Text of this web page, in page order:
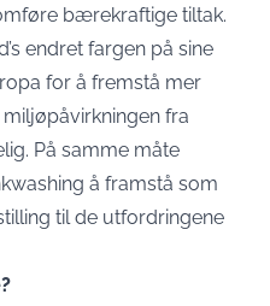
bærekraftige tiltak.
endret fargen på sine
for å fremstå mer
fra
På samme måte
å framstå som
til de utfordringene